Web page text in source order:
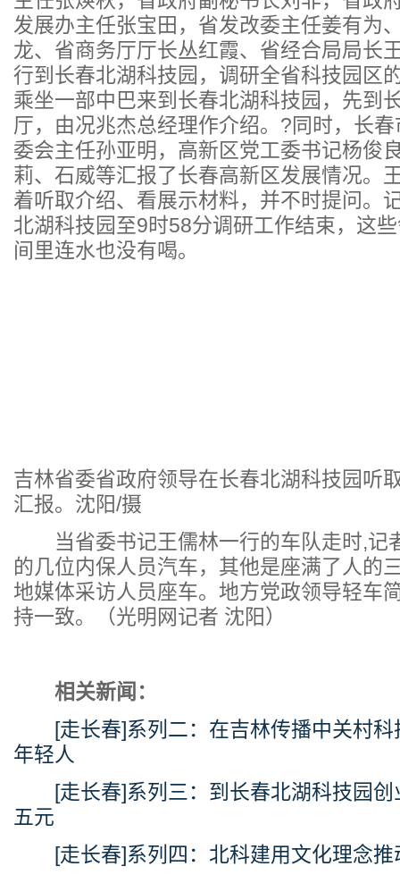
发展办主任张宝田，省发改委主任姜有为
龙、省商务厅厅长丛红霞、省经合局局长
行到长春北湖科技园，调研全省科技园区
乘坐一部中巴来到长春北湖科技园，先到
厅，由况兆杰总经理作介绍。?同时，长
委会主任孙亚明，高新区党工委书记杨俊
莉、石威等汇报了长春高新区发展情况。
着听取介绍、看展示材料，并不时提问。
北湖科技园至9时58分调研工作结束，这
间里连水也没有喝。
吉林省委省政府领导在长春北湖科技园听
汇报。沈阳/摄
当省委书记王儒林一行的车队走时,记
的几位内保人员汽车，其他是座满了人的
地媒体采访人员座车。地方党政领导轻车
持一致。（光明网记者 沈阳）
相关新闻：
[走长春]系列二：在吉林传播中关村
年轻人
[走长春]系列三：到长春北湖科技园
五元
[走长春]系列四：北科建用文化理念